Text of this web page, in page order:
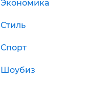
Экономика
Стиль
Спорт
Шоубиз